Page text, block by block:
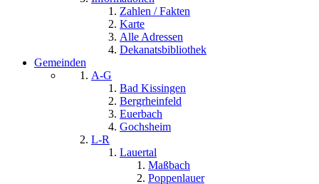
Zahlen / Fakten
Karte
Alle Adressen
Dekanatsbibliothek
Gemeinden
A-G
Bad Kissingen
Bergrheinfeld
Euerbach
Gochsheim
L-R
Lauertal
Maßbach
Poppenlauer